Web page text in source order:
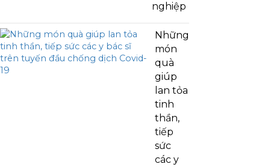
nghiệp
Những
món
quà
giúp
lan tỏa
tinh
thần,
tiếp
sức
các y